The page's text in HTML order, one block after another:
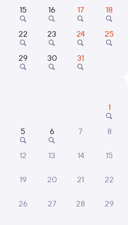
7,7
Нижневартовск-1
Нижневартовск
11:09
1 д 19 ч 16 м в пути
Выберите дату
7,3
00:44
15 16 17 18
22 23 24 25
29 30 31
1
5 6 7 8
12 13 14 15
19 20 21 22
26 27 28 29